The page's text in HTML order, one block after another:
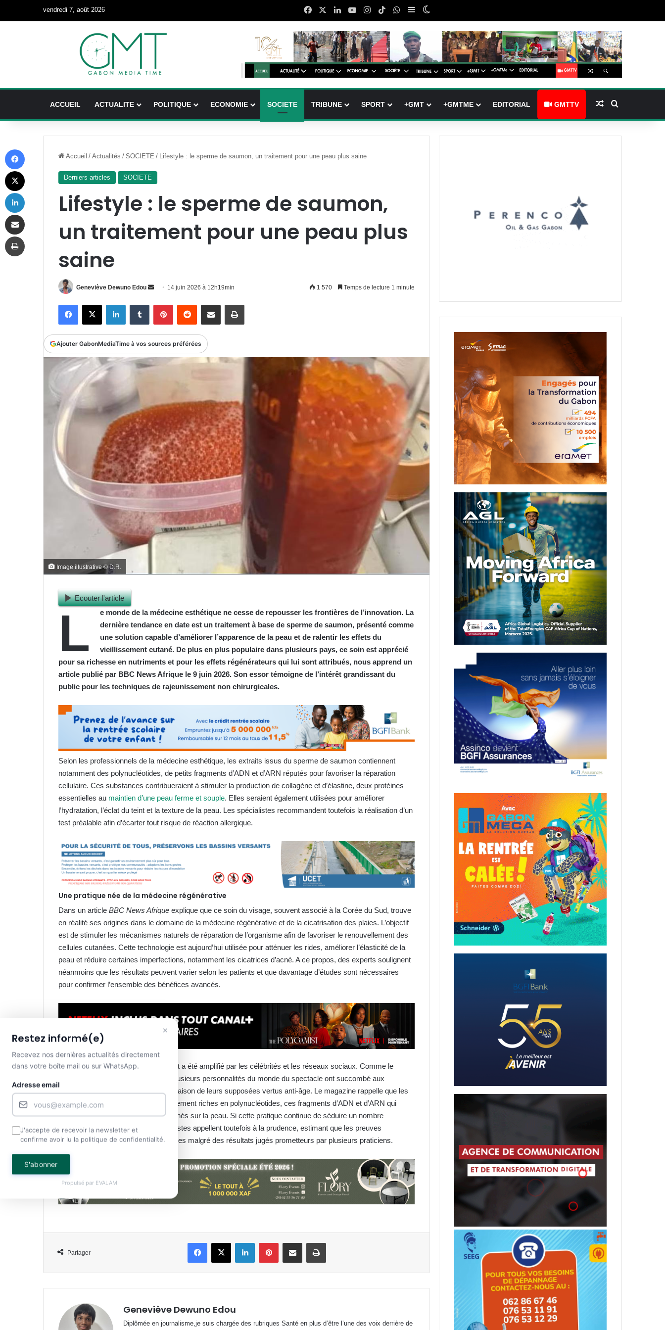
vendredi 7, août 2026 FacebookLinkedinYouTubeInstagram
TikTokWhatsApp
Sidebar (barre latérale)
ACCUEIL ACTUALITE POLITIQUE ECONOMIE SOCIETE TRIBUNE SPORT +GMT +GMTME EDITORIAL GMTTV Article Aléatoire
Accueil / Actualités / SOCIETE / Lifestyle : le sperme de saumon, un traitement pour une peau plus saine
Derniers articles SOCIETE
Lifestyle : le sperme de saumon,
un traitement pour une peau plus
saine
Geneviève Dewuno Edou
Envoyer
courriel
14 juin 2026 à 12h19min 1 570 Temps de lecture 1 minute
FacebookX LinkedinTumblr PinterestReddit Partager par email Imprimer
Ajouter GabonMediaTime à vos sources préférées
Image illustrative © D.R.
Ecouter l'article
L
e monde de la médecine esthétique ne cesse de repousser les frontières de l’innovation. La
dernière tendance en date est un traitement à base de sperme de saumon, présenté comme
une solution capable d’améliorer l’apparence de la peau et de ralentir les effets du
vieillissement cutané. De plus en plus populaire dans plusieurs pays, ce soin est apprécié
pour sa richesse en nutriments et pour les effets régénérateurs qui lui sont attribués, nous apprend un
article publié par BBC News Afrique le 9 juin 2026. Son essor témoigne de l’intérêt grandissant du
public pour les techniques de rajeunissement non chirurgicales.
Selon les professionnels de la médecine esthétique, les extraits issus du sperme de saumon contiennent
notamment des polynucléotides, de petits fragments d’ADN et d’ARN réputés pour favoriser la réparation
cellulaire. Ces substances contribueraient à stimuler la production de collagène et d’élastine, deux protéines
essentielles au maintien d’une peau ferme et souple. Elles seraient également utilisées pour améliorer
l’hydratation, l’éclat du teint et la texture de la peau. Les spécialistes recommandent toutefois la réalisation d’un
test préalable afin d’écarter tout risque de réaction allergique.
Une pratique née de la médecine régénérative
Dans un article BBC News Afrique explique que ce soin du visage, souvent associé à la Corée du Sud, trouve
en réalité ses origines dans le domaine de la médecine régénérative et de la cicatrisation des plaies. L’objectif
est de stimuler les mécanismes naturels de réparation de l’organisme afin de favoriser le renouvellement des
cellules cutanées. Cette technologie est aujourd’hui utilisée pour atténuer les rides, améliorer l’élasticité de la
peau et réduire certaines imperfections, notamment les cicatrices d’acné. A ce propos, des experts soulignent
néanmoins que les résultats peuvent varier selon les patients et que davantage d’études sont nécessaires
pour confirmer l’ensemble des bénéfices avancés.
L’engouement autour de ce traitement a été amplifié par les célébrités et les réseaux sociaux. Comme le
souligne le magazine Marie Claire, plusieurs personnalités du monde du spectacle ont succombé aux
injections de sperme de saumon en raison de leurs supposées vertus anti-âge. Le magazine rappelle que les
testicules de saumon sont particulièrement riches en polynucléotides, ces fragments d’ADN et d’ARN qui
seraient à l’origine des effets recherchés sur la peau. Si cette pratique continue de séduire un nombre
croissant d’adeptes, certains spécialistes appellent toutefois à la prudence, estimant que les preuves
scientifiques demeurent encore limitées malgré des résultats jugés prometteurs par plusieurs praticiens.
Partager
FacebookX LinkedinPinterestPartager par email Imprimer
Geneviève Dewuno Edou
Diplômée en journalisme,je suis chargée des rubriques Santé en plus d’être l’une des voix derrière de
Département d’Etimboué : Perenco
renforce l’accès aux soins avec
deux nouvelles cases de santé
Libreville : Axe PK7-Transfo Plein Ciel
Jeux du Commonwealth : la
judokate Marthe Gnacadja Avaro
×
Restez informé(e)
Recevez nos dernières actualités directement
dans votre boîte mail ou sur WhatsApp.
Adresse email
J'accepte de recevoir la newsletter et
confirme avoir lu la politique de confidentialité.
S'abonner
Propulsé par EVALAM